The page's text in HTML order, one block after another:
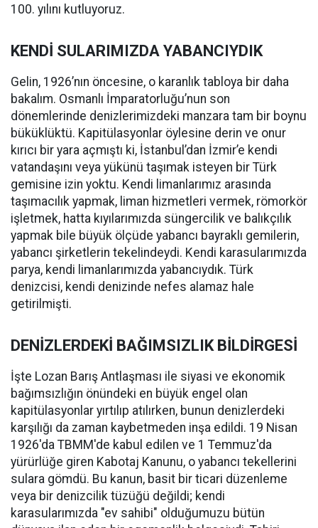
100. yılını kutluyoruz.
KENDİ SULARIMIZDA YABANCIYDIK
Gelin, 1926’nın öncesine, o karanlık tabloya bir daha
bakalım. Osmanlı İmparatorluğu’nun son
dönemlerinde denizlerimizdeki manzara tam bir boynu
büküklüktü. Kapitülasyonlar öylesine derin ve onur
kırıcı bir yara açmıştı ki, İstanbul’dan İzmir’e kendi
vatandaşını veya yükünü taşımak isteyen bir Türk
gemisine izin yoktu. Kendi limanlarımız arasında
taşımacılık yapmak, liman hizmetleri vermek, römorkör
işletmek, hatta kıyılarımızda süngercilik ve balıkçılık
yapmak bile büyük ölçüde yabancı bayraklı gemilerin,
yabancı şirketlerin tekelindeydi. Kendi karasularımızda
parya, kendi limanlarımızda yabancıydık. Türk
denizcisi, kendi denizinde nefes alamaz hale
getirilmişti.
DENİZLERDEKİ BAĞIMSIZLIK BİLDİRGESİ
İşte Lozan Barış Antlaşması ile siyasi ve ekonomik
bağımsızlığın önündeki en büyük engel olan
kapitülasyonlar yırtılıp atılırken, bunun denizlerdeki
karşılığı da zaman kaybetmeden inşa edildi. 19 Nisan
1926'da TBMM'de kabul edilen ve 1 Temmuz'da
yürürlüğe giren Kabotaj Kanunu, o yabancı tekellerini
sulara gömdü. Bu kanun, basit bir ticari düzenleme
veya bir denizcilik tüzüğü değildi; kendi
karasularımızda "ev sahibi" olduğumuzu bütün